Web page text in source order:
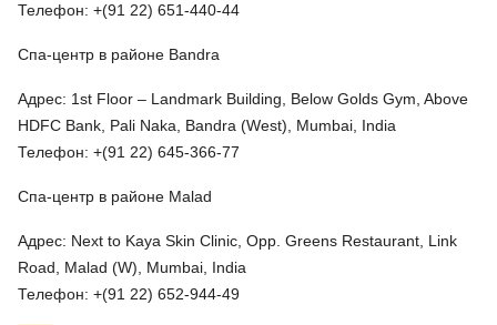
Телефон: +(91 22) 651-440-44
Спа-центр в районе Bandra
Адрес: 1st Floor – Landmark Building, Below Golds Gym, Above
HDFC Bank, Pali Naka, Bandra (West), Mumbai, India
Телефон: +(91 22) 645-366-77
Спа-центр в районе Malad
Адрес: Next to Kaya Skin Clinic, Opp. Greens Restaurant, Link
Road, Malad (W), Mumbai, India
Телефон: +(91 22) 652-944-49